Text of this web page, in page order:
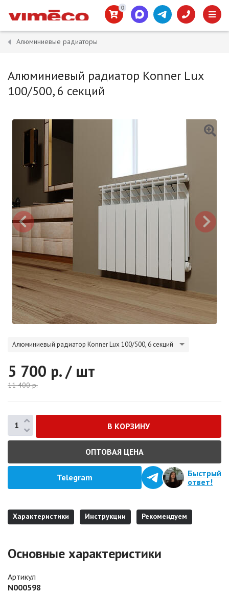
0
Алюминиевые радиаторы
Алюминиевый радиатор Konner Lux
100/500, 6 секций
Алюминиевый радиатор Konner Lux 100/500, 6 секций
5 700 р. / шт
11 400р.
ОПТОВАЯ ЦЕНА
Telegram
Быстрый
ответ!
Характеристики Инструкции Рекомендуем
Основные характеристики
Артикул
N000598